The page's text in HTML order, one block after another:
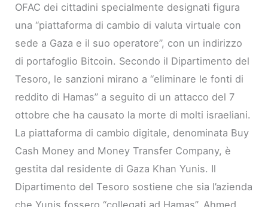
OFAC dei cittadini specialmente designati figura
una “piattaforma di cambio di valuta virtuale con
sede a Gaza e il suo operatore”, con un indirizzo
di portafoglio Bitcoin. Secondo il Dipartimento del
Tesoro, le sanzioni mirano a “eliminare le fonti di
reddito di Hamas” a seguito di un attacco del 7
ottobre che ha causato la morte di molti israeliani.
La piattaforma di cambio digitale, denominata Buy
Cash Money and Money Transfer Company, è
gestita dal residente di Gaza Khan Yunis. Il
Dipartimento del Tesoro sostiene che sia l’azienda
che Yunis fossero “collegati ad Hamas”. Ahmed